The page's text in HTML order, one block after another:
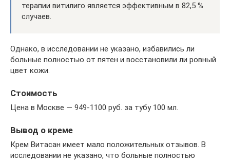
терапии витилиго является эффективным в 82,5 %
случаев.
Однако, в исследовании не указано, избавились ли
больные полностью от пятен и восстановили ли ровный
цвет кожи.
Стоимость
Цена в Москве — 949-1100 руб. за тубу 100 мл.
Вывод о креме
Крем Витасан имеет мало положительных отзывов. В
исследовании не указано, что больные полностью